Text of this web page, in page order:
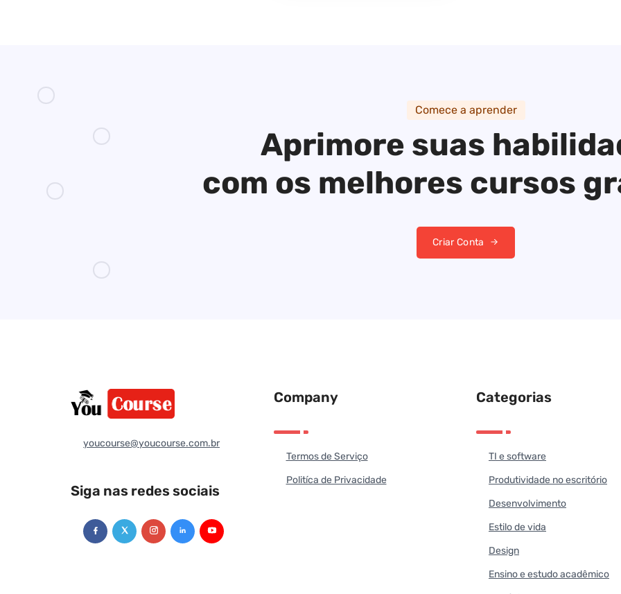
Comece a aprender
Aprimore suas
com os melhores cursos
Criar Conta
youcourse@youcourse.com.br
Siga nas redes sociais
Company
Termos de Serviço
Politíca de Privacidade
Categorias
TI e software
Produtividade no escritório
Desenvolvimento
Estilo de vida
Design
Ensino e estudo acadêmico